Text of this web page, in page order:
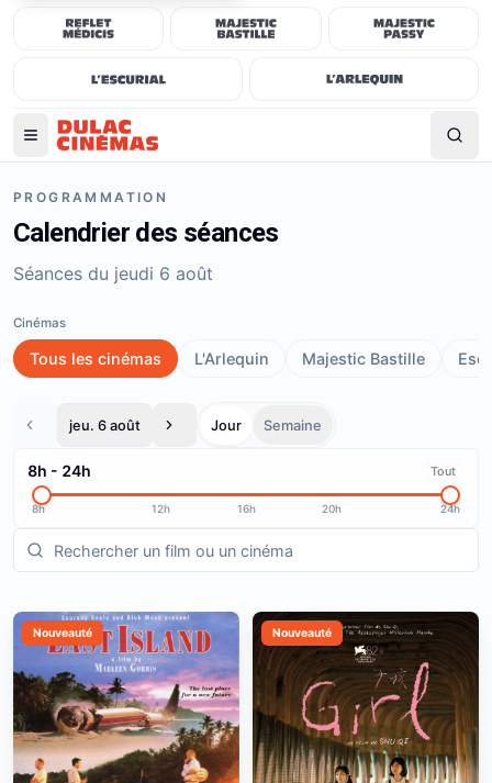
PROGRAMMATION
Calendrier des séances
Séances du jeudi 6 août
jeu. 6 août Jour Semaine
8h - 24h Tout
8h 12h 16h 20h 24h
Cinémas
Tous les cinémas L'Arlequin Majestic Bastille
Nouveauté Nouveauté